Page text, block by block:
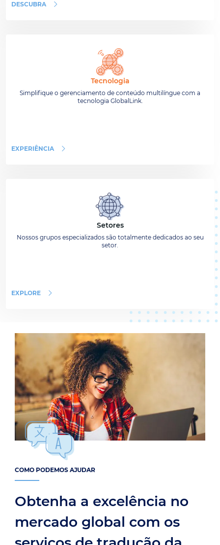
Tecnologia
Simplifique o gerenciamento de conteúdo multilíngue com a
tecnologia GlobalLink.
Setores
Nossos grupos especializados são totalmente dedicados ao seu
COMO PODEMOS AJUDAR
mercado global com os
serviços de tradução da